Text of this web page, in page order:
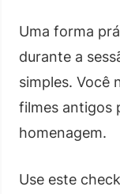
Uma forma
durante a
simples. Você
filmes antigos
homenagem.
Use este